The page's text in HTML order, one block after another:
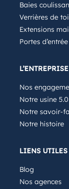
Baies
Verrières de
Extensions
Portes d’entrée
L’ENTREPRISE
Nos
Notre usine 5.0
Notre savoir-
Notre histoire
LIENS UTILES
Blog
Nos agences